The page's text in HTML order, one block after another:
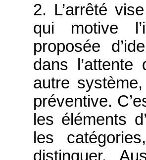
2. L’arrêté
qui motive
proposée
dans l’attente
autre
préventive.
les éléments
les
distinguer.